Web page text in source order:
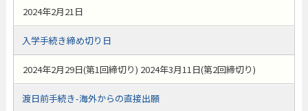
2024年2月21日
入学手続き締め切り日
2024年2月29日(第1回締切り) 2024年3月11日(第2回締切り)
渡日前手続き-海外からの直接出願